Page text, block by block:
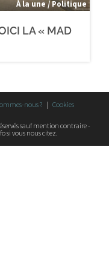
À la une / Politique
LA « MAD
nous ? Cookies
sauf mention contraire -
si vous nous citez.